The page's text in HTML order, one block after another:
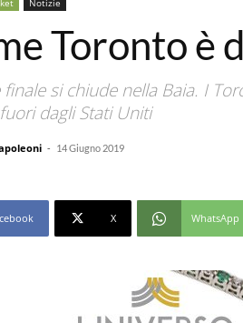
Notizie
Toronto è
finale si chiude nella Baia. I
dagli Stati Uniti
- 14 Giugno 2019
X WhatsApp